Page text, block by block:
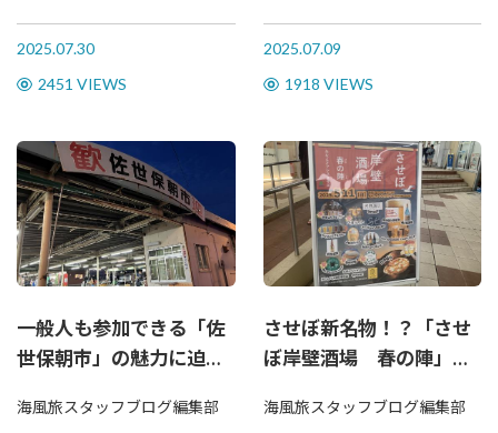
2025.07.30
2451 VIEWS
2025.07.09
1918 VIEWS
一般人も参加できる「佐
世保朝市」の魅力に迫
海風旅スタッフブログ編集部
させぼ新名物！？「させ
ぼ岸壁酒場 春の陣」へ
海風旅スタッフブログ編集部